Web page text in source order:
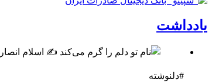
یادداشت
#دلنوشته